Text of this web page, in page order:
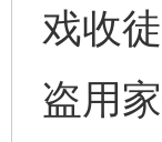
戏收
盗用